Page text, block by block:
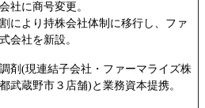
社に商号変更。
により持株会社体制に移行し、ファ
会社を新設。
剤(現連結子会社・ファーマライズ株
武蔵野市３店舗)と業務資本提携。